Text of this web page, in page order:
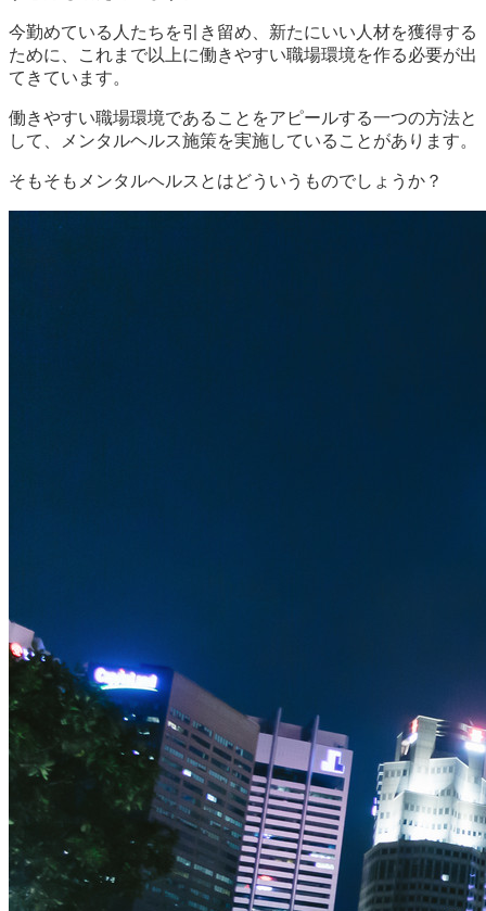
今勤めている人たちを引き留め、新たにいい人材を獲得する
ために、これまで以上に働きやすい職場環境を作る必要が出
てきています。
働きやすい職場環境であることをアピールする一つの方法と
して、メンタルヘルス施策を実施していることがあります。
そもそもメンタルヘルスとはどういうものでしょうか？